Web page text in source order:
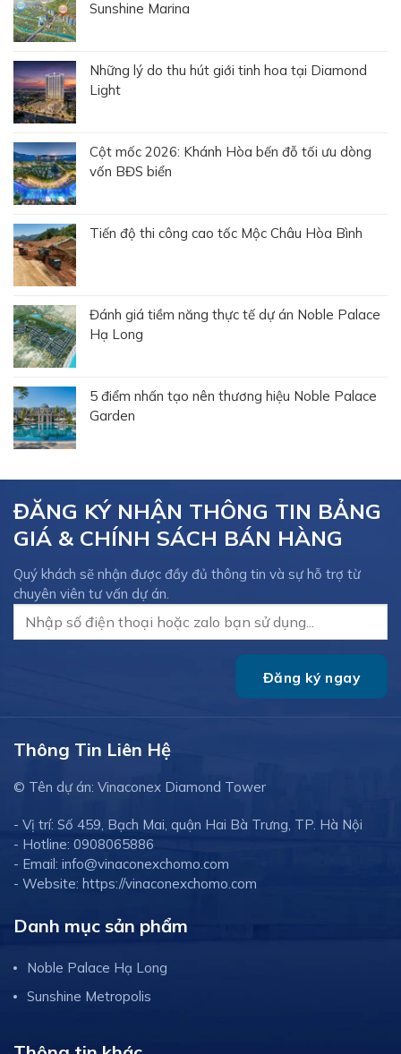
Sunshine Marina
Những lý do thu hút giới tinh hoa tại Diamond
Light
Cột mốc 2026: Khánh Hòa bến đỗ tối ưu dòng
vốn BĐS biển
Tiến độ thi công cao tốc Mộc Châu Hòa Bình
Đánh giá tiềm năng thực tế dự án Noble Palace
Hạ Long
5 điểm nhấn tạo nên thương hiệu Noble Palace
Garden
ĐĂNG KÝ NHẬN THÔNG TIN BẢNG
GIÁ & CHÍNH SÁCH BÁN HÀNG
Quý khách sẽ nhận được đầy đủ thông tin và sự hỗ trợ từ
chuyên viên tư vấn dự án.
Thông Tin Liên Hệ
© Tên dự án: Vinaconex Diamond Tower
- Vị trí: Số 459, Bạch Mai, quận Hai Bà Trưng, TP. Hà Nội
- Hotline: 0908065886
- Email: info@vinaconexchomo.com
- Website: https://vinaconexchomo.com
Danh mục sản phẩm
Noble Palace Hạ Long
Sunshine Metropolis